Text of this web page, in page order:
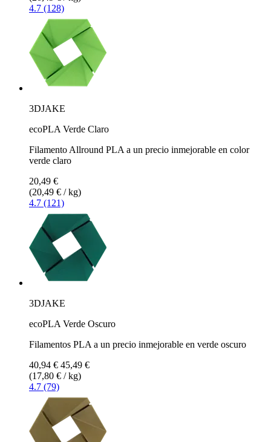
4.7 (128)
3DJAKE
ecoPLA Verde Claro
Filamento Allround PLA a un precio inmejorable en color
verde claro
20,49 €
(20,49 € / kg)
4.7 (121)
3DJAKE
ecoPLA Verde Oscuro
Filamentos PLA a un precio inmejorable en verde oscuro
40,94 € 45,49 €
(17,80 € / kg)
4.7 (79)